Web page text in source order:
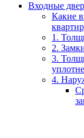
Входные
Какие
1.
2.
3.
4.